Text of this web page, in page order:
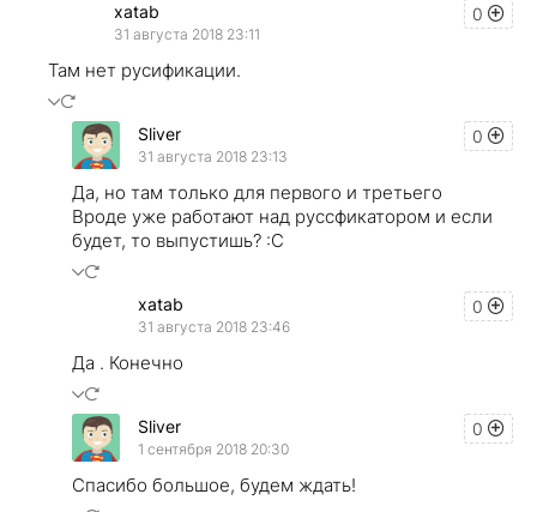
0
xatab
31 августа 2018 23:11
Там нет русификации.
0
Sliver
31 августа 2018 23:13
Да, но там только для первого и третьего
Вроде уже работают над руссфикатором и если
будет, то выпустишь? :C
0
xatab
31 августа 2018 23:46
Да . Конечно
0
Sliver
1 сентября 2018 20:30
Спасибо большое, будем ждать!